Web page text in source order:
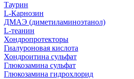
Таурин
L-Карнозин
ДМАЭ (диметиламиноэтанол)
L-теанин
Хондропротекторы
Гиалуроновая кислота
Хондроитина сульфат
Глюкозамина сульфат
Глюкозамина гидрохлорид